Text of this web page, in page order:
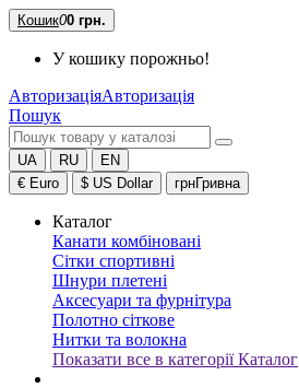
Кошик00 грн.
У кошику порожньо!
АвторизаціяАвторизація
Пошук
UA RU
EN
€ Euro $ US Dollar грнГривна
Каталог
Канати комбіновані
Сітки спортивні
Шнури плетені
Аксесуари та фурнітура
Полотно сіткове
Нитки та волокна
Показати все в категорії Каталог